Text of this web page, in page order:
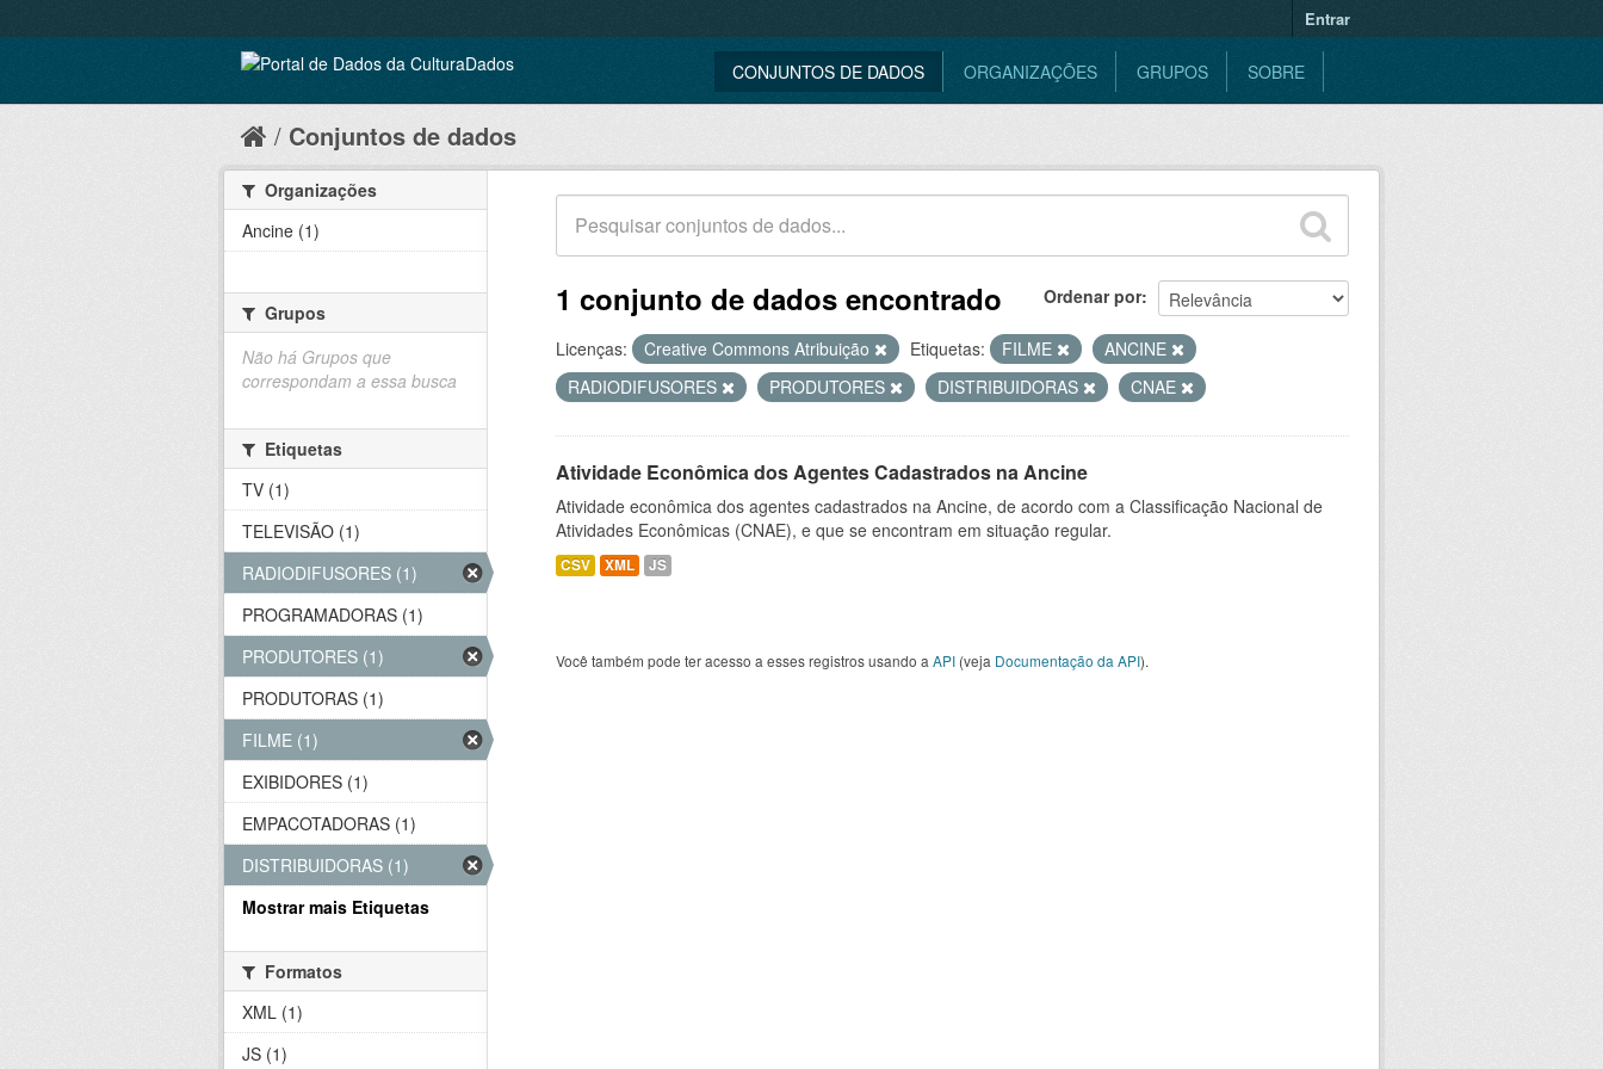
Entrar
CONJUNTOS DE DADOS ORGANIZAÇÕES GRUPOS SOBRE
Conjuntos de dados
Ordenar por
1 conjunto de dados encontrado
Licenças: Creative Commons Atribuição Etiquetas: FILME
ANCINE
RADIODIFUSORES
PRODUTORES DISTRIBUIDORAS CNAE
Atividade Econômica dos Agentes Cadastrados na Ancine
Atividade econômica dos agentes cadastrados na Ancine, de acordo com a Classificação Nacional de
Atividades Econômicas (CNAE), e que se encontram em situação regular.
CSV XML JS
Você também pode ter acesso a esses registros usando a API (veja Documentação da API).
Organizações
Ancine (1)
Grupos
Não há Grupos que
correspondam a essa busca
Etiquetas
TV (1)
TELEVISÃO (1)
RADIODIFUSORES (1)
PROGRAMADORAS (1)
PRODUTORES (1)
PRODUTORAS (1)
FILME (1)
EXIBIDORES (1)
EMPACOTADORAS (1)
DISTRIBUIDORAS (1)
Mostrar mais Etiquetas
Formatos
XML (1)
JS (1)